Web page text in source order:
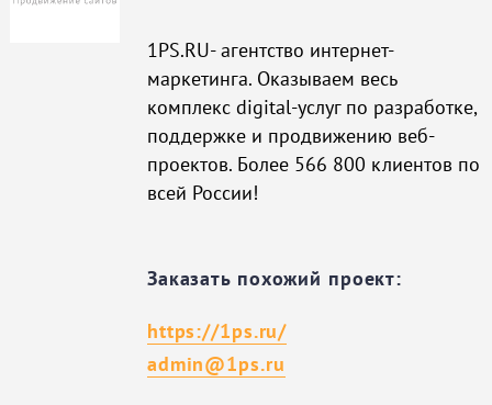
1PS.RU- агентство интернет-
маркетинга. Оказываем весь
комплекс digital-услуг по разработке,
поддержке и продвижению веб-
проектов. Более 566 800 клиентов по
всей России!
Заказать похожий проект:
https://1ps.ru/
admin@1ps.ru